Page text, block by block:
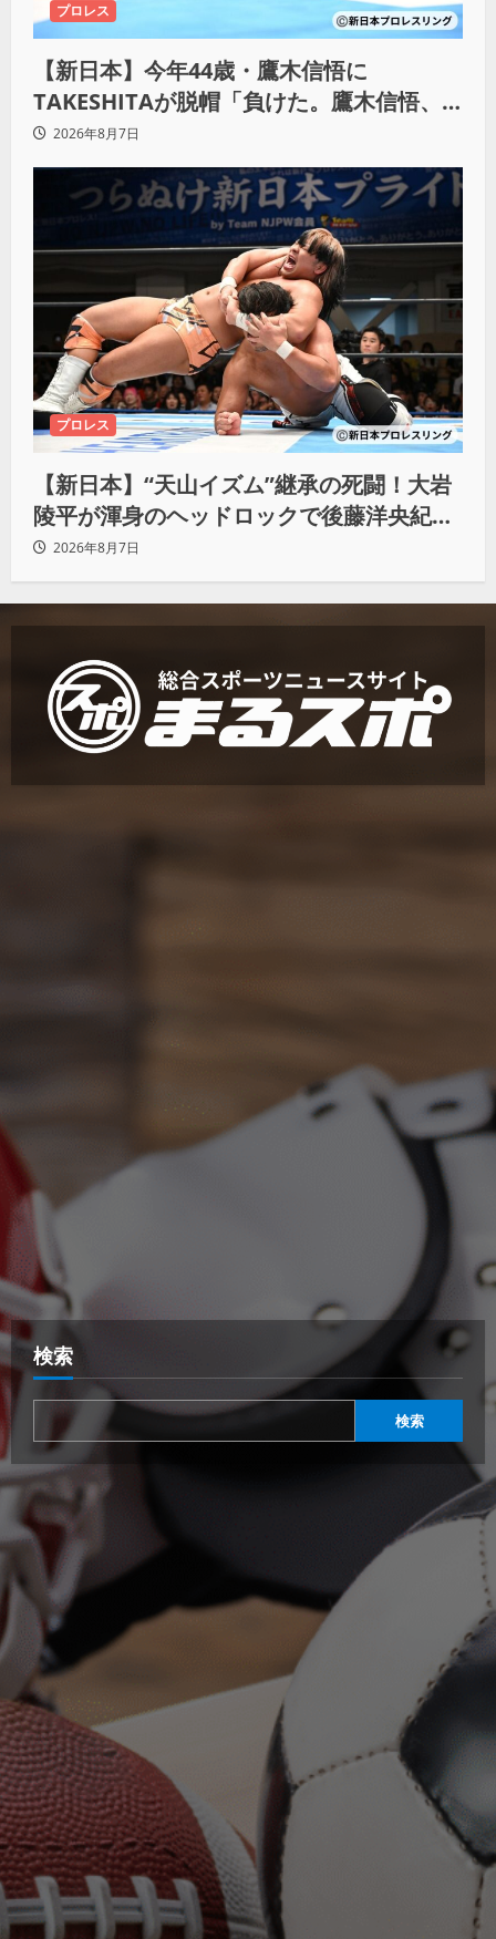
プロレス
【新日本】今年44歳・鷹木信悟に
TAKESHITAが脱帽「負けた。鷹木信悟、
強いわ！」
2026年8月7日
プロレス
【新日本】“天山イズム”継承の死闘！大岩
陵平が渾身のヘッドロックで後藤洋央紀か
らタップ奪取 執念の「リベンジ＆4勝目」
2026年8月7日
検索
検索